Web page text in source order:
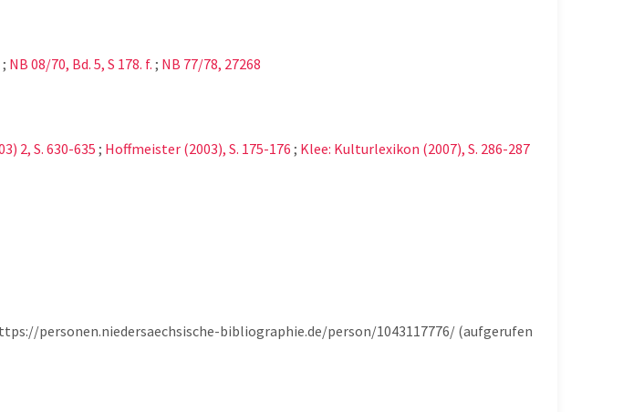
; NB 08/70, Bd. 5, S 178. f. ; NB 77/78, 27268
2, S. 630-635 ; Hoffmeister (2003), S. 175-176 ; Klee: Kulturlexikon (2007), S. 286-287
personen.niedersaechsische-bibliographie.de/person/1043117776/ (aufgerufen